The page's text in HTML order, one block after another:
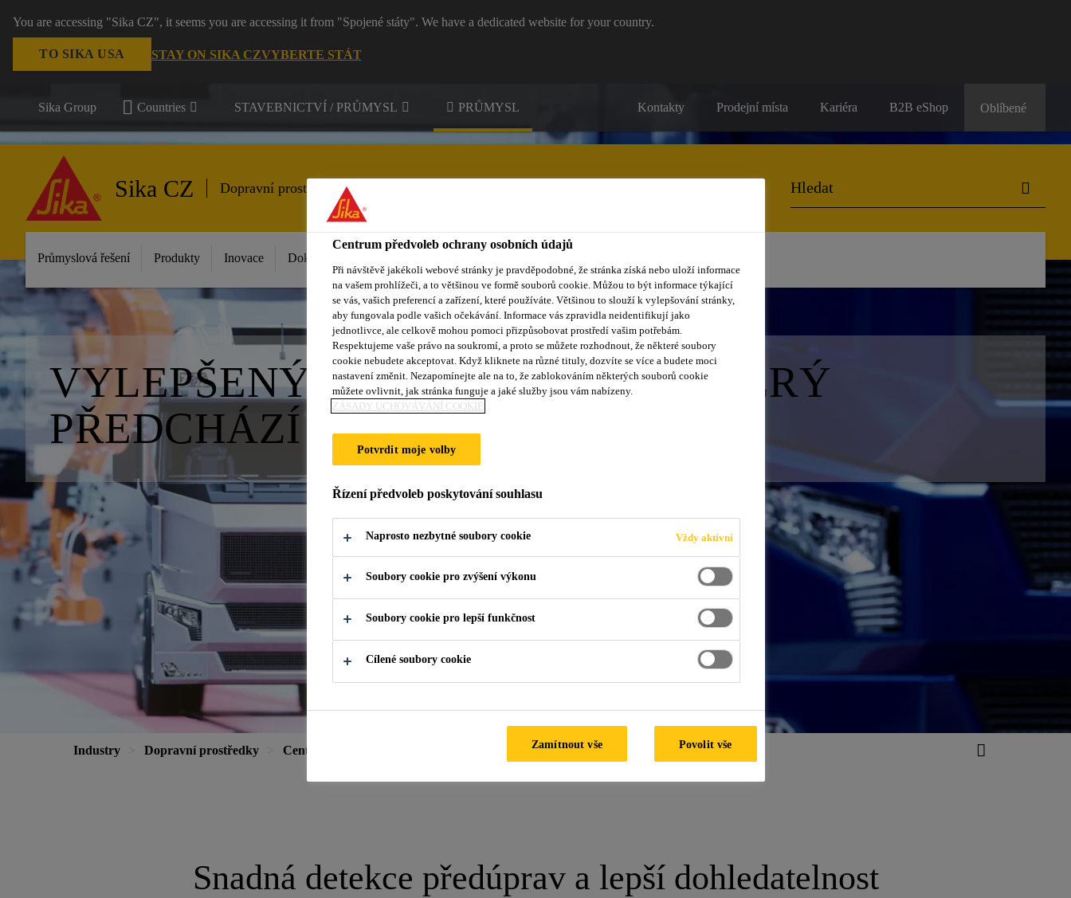
You are accessing "Sika CZ", it seems you are accessing it from "Spojené státy". We have a dedicated website for your country.
TO SIKA USA STAY ON SIKA CZVYBERTE STÁT
Sika Group Countries STAVEBNICTVÍ / PRŮMYSL PRŮMYSL Kontakty Prodejní místa Kariéra B2B eShop Oblíbené
Sika CZ Dopravní prostředky
Průmyslová řešení Produkty Inovace Dokumenty ke stažení
VYLEPŠENÝ PROCES LEPENÍ, KTERÝ
PŘEDCHÁZÍ VZNIKU PORUCH
Industry Dopravní prostředky Centrum znalostí Vylepšený proces lepení, který předchází vzniku poruch
Snadná detekce předúprav a lepší dohledatelnost
Centrum předvoleb ochrany osobních údajů
Při návštěvě jakékoli webové stránky je pravděpodobné, že stránka získá nebo uloží informace
na vašem prohlížeči, a to většinou ve formě souborů cookie. Můžou to být informace týkající
se vás, vašich preferencí a zařízení, které používáte. Většinou to slouží k vylepšování stránky,
aby fungovala podle vašich očekávání. Informace vás zpravidla neidentifikují jako
jednotlivce, ale celkově mohou pomoci přizpůsobovat prostředí vašim potřebám.
Respektujeme vaše právo na soukromí, a proto se můžete rozhodnout, že některé soubory
cookie nebudete akceptovat. Když kliknete na různé tituly, dozvíte se více a budete moci
nastavení změnit. Nezapomínejte ale na to, že zablokováním některých souborů cookie
můžete ovlivnit, jak stránka funguje a jaké služby jsou vám nabízeny.
ZÁSADY UCHOVÁVÁNÍ COOKIE
Potvrdit moje volby
Řízení předvoleb poskytování souhlasu
Naprosto nezbytné soubory cookie Vždy aktivní
Soubory cookie pro zvýšení výkonu
Soubory cookie pro lepší funkčnost
Cílené soubory cookie
Zamítnout vše Povolit vše